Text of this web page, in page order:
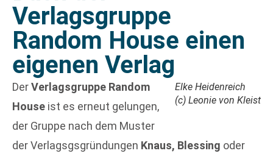
Verlagsgruppe
Random House einen
eigenen Verlag
Elke Heidenreich
(c) Leonie von Kleist
DerVerlagsgruppe Random
House ist es erneut gelungen,
der Gruppe nach dem Muster
der Verlagsgsgründungen Knaus, Blessing oder